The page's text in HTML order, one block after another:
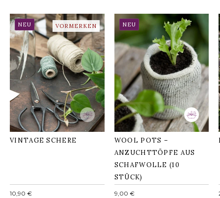
VINTAGE SCHERE
VORMERKEN
NEU
VINTAGE SCHERE
Normaler
10,90 €
WOOL POTS –
ANZUCHTTÖPFE AUS
SCHAFWOLLE (10
STÜCK)
NEU
WOOL POTS –
ANZUCHTTÖPFE AUS
SCHAFWOLLE (10
STÜCK)
Normaler
9,00 €